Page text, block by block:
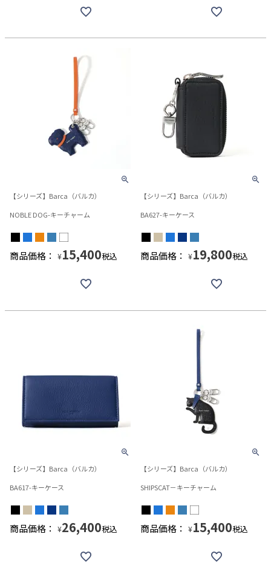
【シリーズ】Barca（バルカ）
NOBLE DOG-キーチャーム
商品価格： ¥15,400税込
【シリーズ】Barca（バルカ）
BA627-キーケース
商品価格： ¥19,800税込
【シリーズ】Barca（バルカ）
BA617-キーケース
商品価格： ¥26,400税込
【シリーズ】Barca（バルカ）
SHIPSCAT－キーチャーム
商品価格： ¥15,400税込